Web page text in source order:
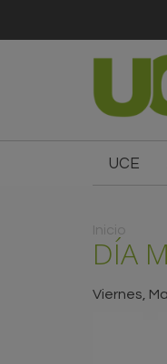
UCE
Usted
Inicio
DÍA
Viernes,